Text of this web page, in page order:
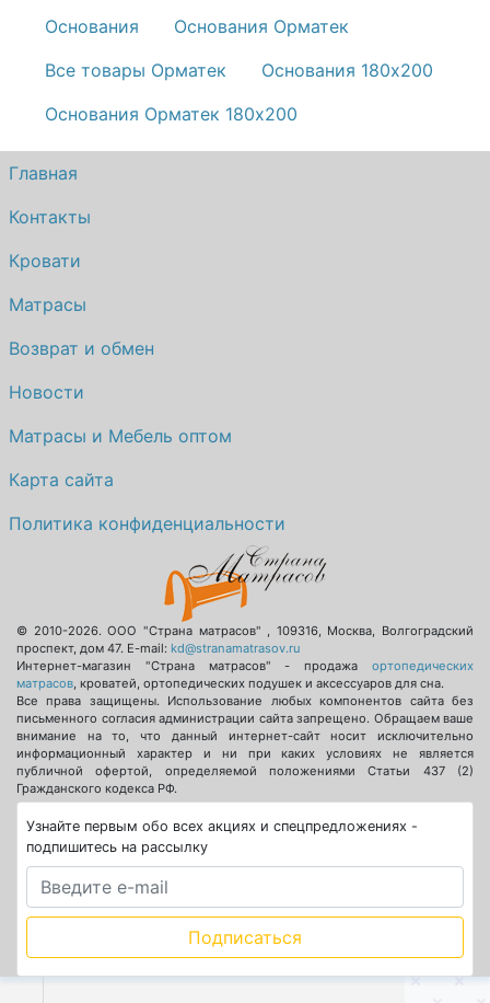
Основания
Основания Орматек
Все товары Орматек
Основания 180х200
Основания Орматек 180х200
Главная
Контакты
Кровати
Матрасы
Возврат и обмен
Новости
Матрасы и Мебель оптом
Карта сайта
Политика конфиденциальности
© 2010-2026.ООО "Страна матрасов" 109316, Москва
Волгоградский
проспект, дом 47. E-mail: kd@stranamatrasov.ru
Интернет-магазин "Страна матрасов" - продажа ортопедических
матрасов , кроватей, ортопедических подушек и аксессуаров для сна.
Все права защищены. Использование любых компонентов сайта без
письменного согласия администрации сайта запрещено. Обращаем ваше
внимание на то, что данный интернет-сайт носит исключительно
информационный характер и ни при каких условиях не является
публичной офертой, определяемой положениями Статьи 437 (2)
Гражданского кодекса РФ.
Узнайте первым обо всех акциях и спецпредложениях -
подпишитесь на рассылку